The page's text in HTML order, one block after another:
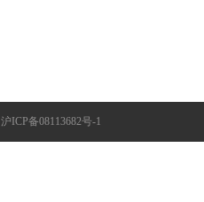
沪ICP备08113682号-1